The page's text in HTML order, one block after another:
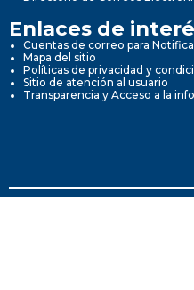
Enlaces de
Cuentas de correo para
Mapa del sitio
Políticas de privacidad y
Sitio de atención al usuario
Transparencia y Acceso a la